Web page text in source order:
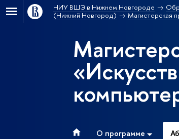
НИУ ВШЭ в Нижнем Новгороде
(Нижний Новгород)
Магистерская
О программе